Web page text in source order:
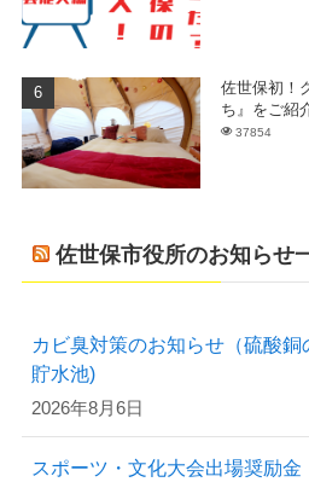
佐世保初！
ち』をご紹
37854
佐世保市役所のお知らせ
カビ臭対策のお知らせ（硫酸
貯水池)
2026年8月6日
スポーツ・文化大会出場奨励